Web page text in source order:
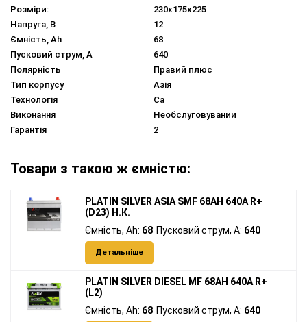
Розміри:
230х175х225
Напруга, В
12
Ємність, Ah
68
Пусковий струм, A
640
Полярність
Правий плюс
Тип корпусу
Азія
Технологія
Ca
Виконання
Необслуговуваний
Гарантія
2
Товари з такою ж ємністю:
PLATIN SILVER ASIA SMF 68AH 640A R+
(D23) Н.К.
Ємність, Ah: 68 Пусковий струм, A: 640
Детальніше
PLATIN SILVER DIESEL MF 68AH 640A R+
(L2)
Ємність, Ah: 68 Пусковий струм, A: 640